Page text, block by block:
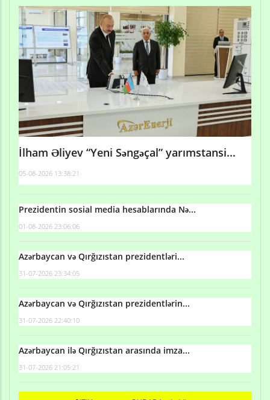
İlham Əliyev “Yeni Səngəçal” yarımstansi...
05-08-2026 13:38:21
Prezidentin sosial media hesablarında Nə...
01-08-2026 23:06:06
Azərbaycan və Qırğızıstan prezidentləri...
31-07-2026 23:34:05
Azərbaycan və Qırğızıstan prezidentlərin...
31-07-2026 22:40:10
Azərbaycan ilə Qırğızıstan arasında imza...
31-07-2026 21:05:21